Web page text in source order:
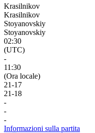
Krasilnikov
Krasilnikov
Stoyanovskiy
Stoyanovskiy
02:30
(UTC)
-
11:30
(Ora locale)
21-17
21-18
-
-
-
Informazioni sulla partita